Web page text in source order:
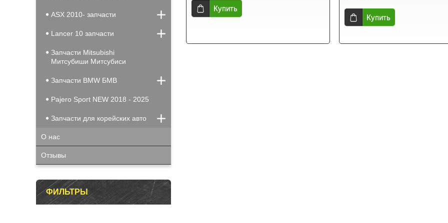
Купить
Купить
ASX 2010- запчасти
Lancer 10 запчасти
Запчасти Mitsubishi
Митсубиши Митсубиси
Запчасти BMW БМВ
Pajero Sport NEW 2018 - 2025
Запчасти для корейских авто
О нас
Отзывы
ФИЛЬТРЫ